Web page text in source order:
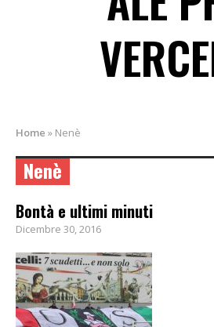
Home » Nenè
Nenè
Bontà e ultimi minuti
Dicembre 30, 2016